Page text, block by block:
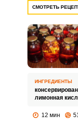
СМОТРЕТЬ
ИНГРЕДИЕНТЫ
лимонная
12 мин